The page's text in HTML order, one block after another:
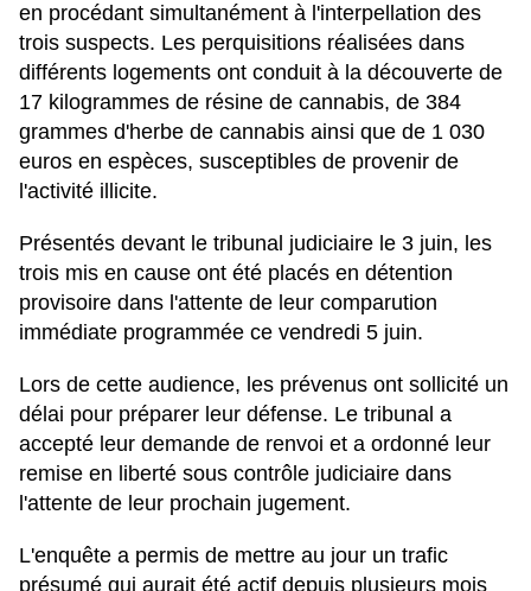
en procédant simultanément à l'interpellation des
trois suspects. Les perquisitions réalisées dans
différents logements ont conduit à la découverte de
17 kilogrammes de résine de cannabis, de 384
grammes d'herbe de cannabis ainsi que de 1 030
euros en espèces, susceptibles de provenir de
l'activité illicite.
Présentés devant le tribunal judiciaire le 3 juin, les
trois mis en cause ont été placés en détention
provisoire dans l'attente de leur comparution
immédiate programmée ce vendredi 5 juin.
Lors de cette audience, les prévenus ont sollicité un
délai pour préparer leur défense. Le tribunal a
accepté leur demande de renvoi et a ordonné leur
remise en liberté sous contrôle judiciaire dans
l'attente de leur prochain jugement.
L'enquête a permis de mettre au jour un trafic
présumé qui aurait été actif depuis plusieurs mois